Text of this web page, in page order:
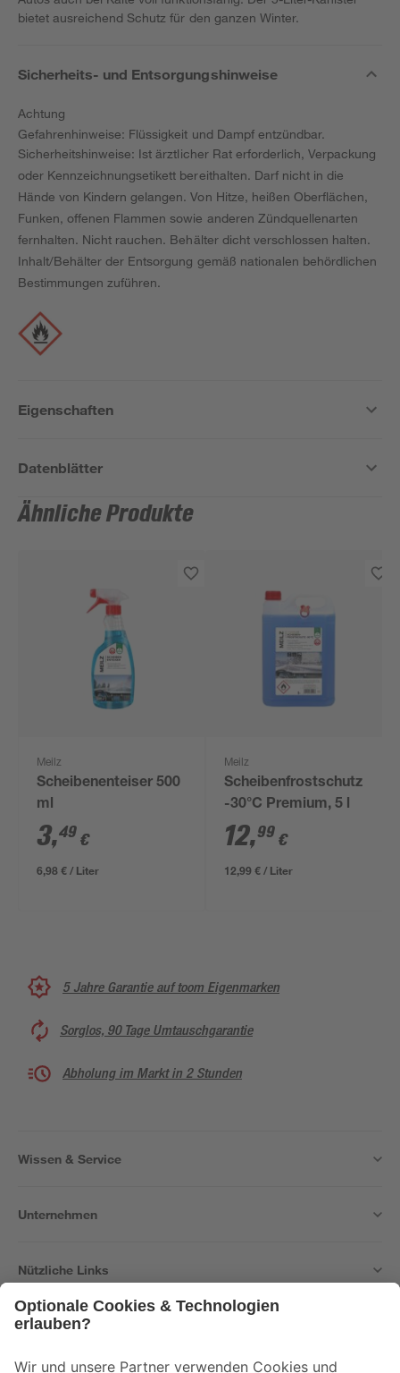
bietet ausreichend Schutz für den ganzen Winter.
Sicherheits- und Entsorgungshinweise
Achtung
Gefahrenhinweise: Flüssigkeit und Dampf entzündbar.
Sicherheitshinweise: Ist ärztlicher Rat erforderlich, Verpackung
oder Kennzeichnungsetikett bereithalten. Darf nicht in die
Hände von Kindern gelangen. Von Hitze, heißen Oberflächen,
Funken, offenen Flammen sowie anderen Zündquellenarten
fernhalten. Nicht rauchen. Behälter dicht verschlossen halten.
Inhalt/Behälter der Entsorgung gemäß nationalen behördlichen
Bestimmungen zuführen.
Eigenschaften
Datenblätter
Ähnliche Produkte
Meilz
Scheibenenteiser 500
ml
3,49 €
6,98 € / Liter
Meilz
Scheibenfrostschutz
-30°C Premium, 5 l
12,99 €
12,99 € / Liter
5 Jahre Garantie auf toom Eigenmarken
Sorglos, 90 Tage Umtauschgarantie
Abholung im Markt in 2 Stunden
Wissen & Service
Unternehmen
Nützliche Links
Der toom Newsletter: Keine Angebote und Aktionen mehr verpassen!